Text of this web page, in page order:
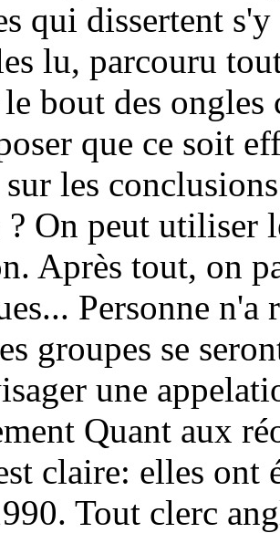
qui dissertent
lu, parcouru
bout des
que ce soit
les
On peut utiliser
Après tout, on
Personne n'a
groupes se
une
Quant aux
claire: elles ont
Tout clerc